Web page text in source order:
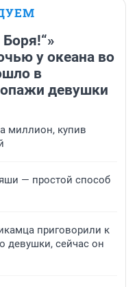
у океана во
в
девушки
миллион, купив
— простой способ
приговорили к
девушки, сейчас он